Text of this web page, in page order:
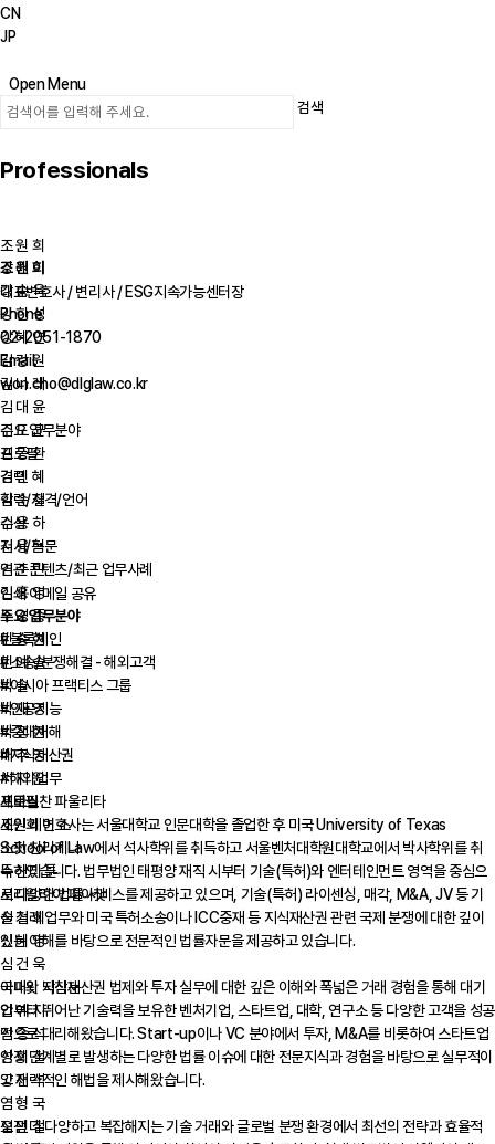
CN
JP
Open Menu
검색
Professionals
조 원 희
강 래 이
강 송 욱
강 한 성
강 혜 연
김 강 원
김 나 래
김 대 윤
김 도 균
김 동 환
김 민 혜
김 순 철
김 용 하
김 용 혁
김 준 민
김 홍 영
노 경 종
민 승 현
민 예 솔
박 솔
박 재 영
박 정 현
배 주 영
서 지 원
세바스찬 파울리타
세인 레이 소
소팟 찬리케나
수 산디 툰
시리왈라이 피아찻
신 철 희
신 혜 영
심 건 욱
아피왓 낙참눈
안 예 지
안 종 석
안 희 철
양 재 석
염 형 국
오 민 철
조 원 희
대표변호사 / 변리사 / ESG지속가능센터장
Phone.
02-2051-1870
Email.
won.cho@dlglaw.co.kr
주요 업무분야
프로필
경력
학력/자격/언어
수상
저서/논문
연관 콘텐츠/최근 업무사례
인쇄이메일 공유
주요 업무분야
#블록체인
#소송/분쟁해결 - 해외고객
#아시아 프랙티스 그룹
#인공지능
#중대재해
#지식재산권
#해외업무
프로필
조원희 변호사는 서울대학교 인문대학을 졸업한 후 미국 University of Texas
School of Law에서 석사학위를 취득하고 서울벤처대학원대학교에서 박사학위를 취
득하였습니다. 법무법인 태평양 재직 시부터 기술(특허)와 엔터테인먼트 영역을 중심으
로 다양한 법률 서비스를 제공하고 있으며, 기술(특허) 라이센싱, 매각, M&A, JV 등 기
술 거래 업무와 미국 특허소송이나 ICC중재 등 지식재산권 관련 국제 분쟁에 대한 깊이
있는 이해를 바탕으로 전문적인 법률자문을 제공하고 있습니다.
국내외 지식재산권 법제와 투자 실무에 대한 깊은 이해와 폭넓은 거래 경험을 통해 대기
업부터 뛰어난 기술력을 보유한 벤처기업, 스타트업, 대학, 연구소 등 다양한 고객을 성공
적으로 대리해왔습니다. Start-up이나 VC 분야에서 투자, M&A를 비롯하여 스타트업
성장 단계별로 발생하는 다양한 법률 이슈에 대한 전문지식과 경험을 바탕으로 실무적이
고 전략적인 해법을 제시해왔습니다.
점점 더 다양하고 복잡해지는 기술 거래와 글로벌 분쟁 환경에서 최선의 전략과 효율적